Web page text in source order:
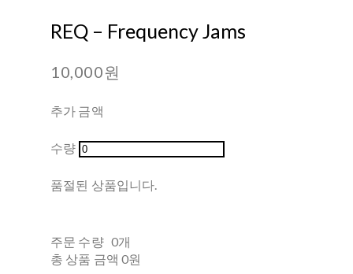
REQ ‎– Frequency Jams
10,000원
추가 금액
수량
품절된 상품입니다.
주문 수량 0개
총 상품 금액 0원